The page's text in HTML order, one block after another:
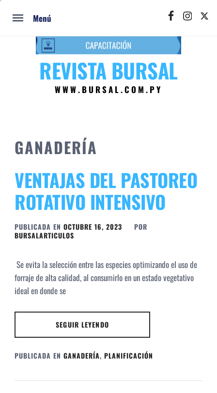
Ir
Menú
FacebookInstagram
REVISTA BURSAL
WWW.BURSAL.COM.PY
GANADERÍA
VENTAJAS DEL PASTOREO
ROTATIVO INTENSIVO
PUBLICADA EN OCTUBRE 16, 2023
POR
BURSALARTICULOS
Se evita la selección entre las especies optimizando el uso de
forraje de alta calidad, al consumirlo en un estado vegetativo
ideal en donde se
SEGUIR LEYENDO
PUBLICADA EN GANADERÍA, PLANIFICACIÓN